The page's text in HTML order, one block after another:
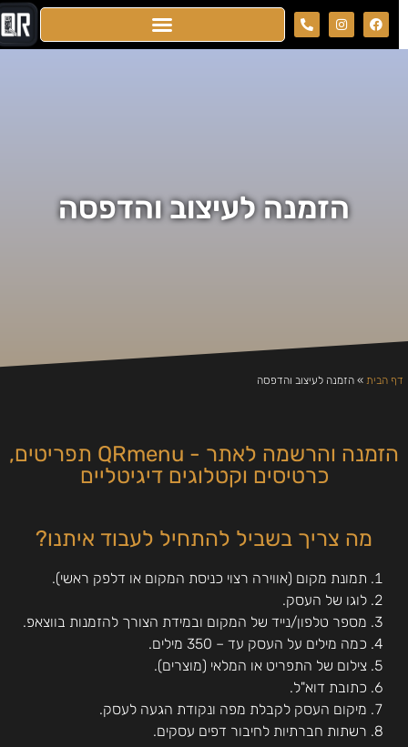
הזמנה לעיצוב והדפסה
דף הבית»הזמנה לעיצוב והדפסה
הזמנה והרשמה לאתר - QRmenu תפריטים,
כרטיסים וקטלוגים דיגיטליים
מה צריך בשביל להתחיל לעבוד איתנו?
תמונת מקום (אווירה רצוי כניסת המקום או דלפק ראשי).
לוגו של העסק.
מספר טלפון/נייד של המקום ובמידת הצורך להזמנות בווצאפ.
כמה מילים על העסק עד – 350 מילים.
צילום של התפריט או המלאי (מוצרים).
כתובת דוא"ל.
מיקום העסק לקבלת מפה ונקודת הגעה לעסק.
רשתות חברתיות לחיבור דפים עסקים.